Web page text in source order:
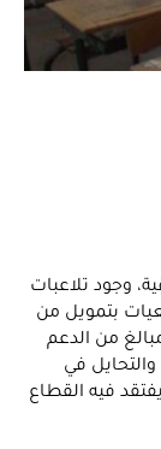
وجود تلاعبات
بتمويل من
من الدعم
والتحايل في
فيه القطاع